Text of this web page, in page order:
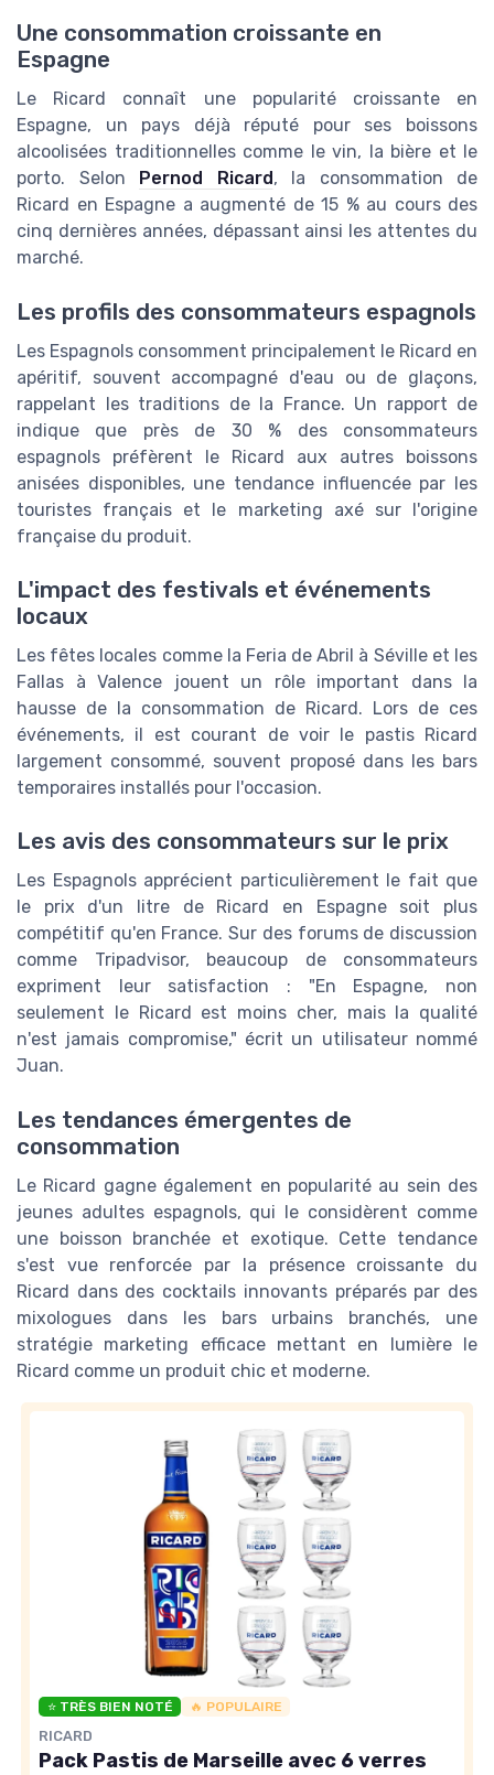
Une consommation croissante en
Espagne
Le Ricard connaît une popularité croissante en
Espagne, un pays déjà réputé pour ses boissons
alcoolisées traditionnelles comme le vin, la bière et le
porto. Selon
Pernod Ricard , la consommation de
Ricard en Espagne a augmenté de 15 % au cours des
cinq dernières années, dépassant ainsi les attentes du
marché.
Les profils des consommateurs espagnols
Les Espagnols consomment principalement le Ricard en
apéritif, souvent accompagné d'eau ou de glaçons,
rappelant les traditions de la France. Un rapport de
indique que près de 30 % des consommateurs
espagnols préfèrent le Ricard aux autres boissons
anisées disponibles, une tendance influencée par les
touristes français et le marketing axé sur l'origine
française du produit.
L'impact des festivals et événements
locaux
Les fêtes locales comme la Feria de Abril à Séville et les
Fallas à Valence jouent un rôle important dans la
hausse de la consommation de Ricard. Lors de ces
événements, il est courant de voir le pastis Ricard
largement consommé, souvent proposé dans les bars
temporaires installés pour l'occasion.
Les avis des consommateurs sur le prix
Les Espagnols apprécient particulièrement le fait que
le prix d'un litre de Ricard en Espagne soit plus
compétitif qu'en France. Sur des forums de discussion
comme Tripadvisor, beaucoup de consommateurs
expriment leur satisfaction : "En Espagne, non
seulement le Ricard est moins cher, mais la qualité
n'est jamais compromise," écrit un utilisateur nommé
Juan.
Les tendances émergentes de
consommation
Le Ricard gagne également en popularité au sein des
jeunes adultes espagnols, qui le considèrent comme
une boisson branchée et exotique. Cette tendance
s'est vue renforcée par la présence croissante du
Ricard dans des cocktails innovants préparés par des
mixologues dans les bars urbains branchés, une
stratégie marketing efficace mettant en lumière le
Ricard comme un produit chic et moderne.
⭐ TRÈS BIEN NOTÉ 🔥 POPULAIRE
RICARD
Pack Pastis de Marseille avec 6 verres